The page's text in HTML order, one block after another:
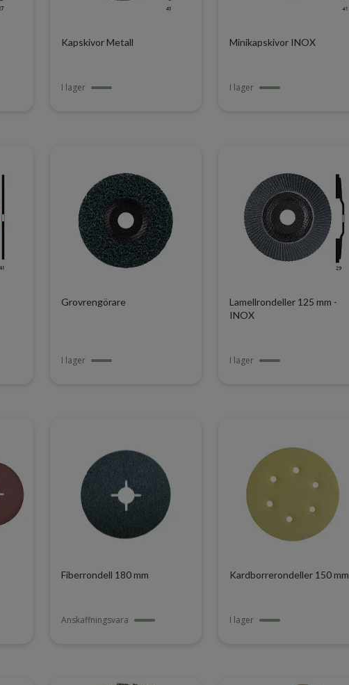
Kapskivor Metall
I lager
Minikapskivor INOX
I lager
Grovrengörare
I lager
Lamellrondeller 125 mm -
INOX
I lager
Fiberrondell 180 mm
Anskaffningsvara
Kardborrerondeller 150 mm
I lager